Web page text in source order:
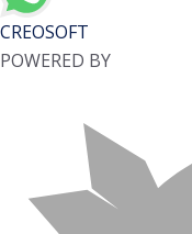
CREOSOFT
POWERED BY